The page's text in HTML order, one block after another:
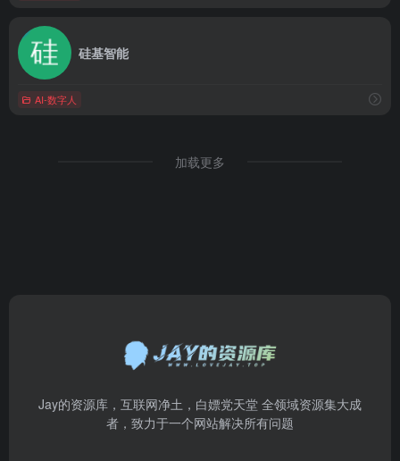
硅基智能
AI-数字人
加载更多
Jay的资源库，互联网净土，白嫖党天堂 全领域资源集大成
者，致力于一个网站解决所有问题